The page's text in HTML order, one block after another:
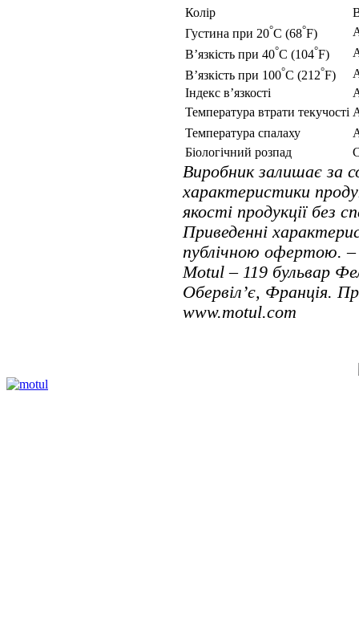
Колiр
Густина при 20°C (68°F)
В’язкість при 40°C (104°F)
В’язкість при 100°C (212°F)
Індекс в’язкості
Температура втрати текучості
Температура спалаху
Біологічний розпад
Виробник залишає за
характеристики
якості продукції без
Приведенні
публічною офертою. –
Motul – 119 бульвар
Обервіл’є, Франція.
www.motul.com